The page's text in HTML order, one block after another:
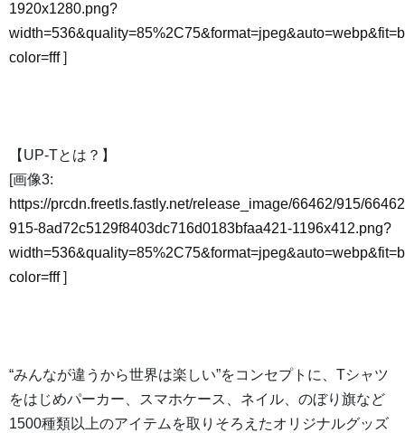
1920x1280.png?
color=fff]
【UP-Tとは？】
[画像3:
https://prcdn.freetls.fastly.net/release_image/66462/915/
915-8ad72c5129f8403dc716d0183bfaa421-1196x412.png?
color=fff]
“みんなが違うから世界は楽しい”をコンセプトに、Tシャツ
をはじめパーカー、スマホケース、ネイル、のぼり旗など
1500種類以上のアイテムを取りそろえたオリジナルグッズ